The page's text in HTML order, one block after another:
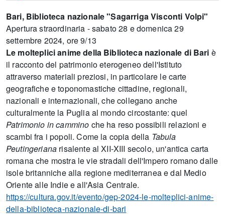
Bari, Biblioteca nazionale "Sagarriga Visconti Volpi"
Apertura straordinaria - sabato 28 e domenica 29
settembre 2024, ore 9/13
Le molteplici anime della Biblioteca nazionale di Bari è
il racconto del patrimonio eterogeneo dell'Istituto
attraverso materiali preziosi, in particolare le carte
geografiche e toponomastiche cittadine, regionali,
nazionali e internazionali, che collegano anche
culturalmente la Puglia al mondo circostante: quel
Patrimonio in cammino che ha reso possibili relazioni e
scambi fra i popoli. Come la copia della Tabula
Peutingeriana risalente al XII-XIII secolo, un'antica carta
romana che mostra le vie stradali dell'Impero romano dalle
isole britanniche alla regione mediterranea e dal Medio
Oriente alle Indie e all'Asia Centrale.
https://cultura.gov.it/evento/gep-2024-le-molteplici-anime-
della-biblioteca-nazionale-di-bari